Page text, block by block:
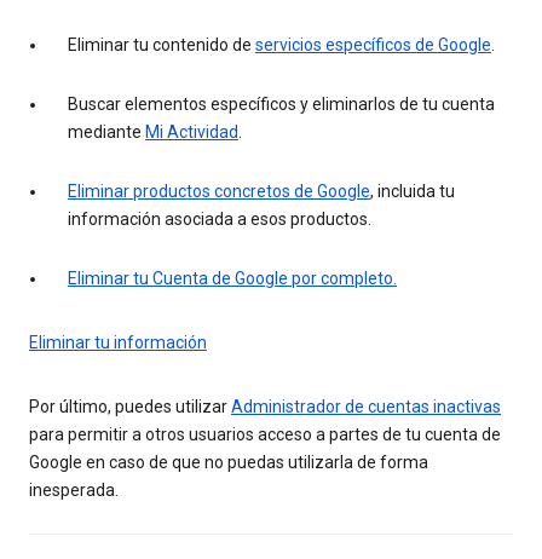
Eliminar tu contenido de servicios específicos de Google
Buscar elementos específicos y eliminarlos de tu cuenta
mediante Mi Actividad
Eliminar productos concretos de Google, incluida tu
información asociada a esos productos.
Eliminar tu Cuenta de Google por completo.
Eliminar tu información
Por último, puedes utilizarAdministrador de cuentas inactivas
para permitir a otros usuarios acceso a partes de tu cuenta de
Google en caso de que no puedas utilizarla de forma
inesperada.